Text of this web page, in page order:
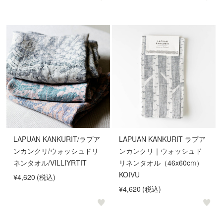
LAPUAN KANKURIT/ラプア
ンカンクリ/ウォッシュドリ
ネンタオル/VILLIYRTIT
¥4,620 (税込)
LAPUAN KANKURIT ラプア
ンカンクリ｜ウォッシュド
リネンタオル（46x60cm）
KOIVU
¥4,620 (税込)